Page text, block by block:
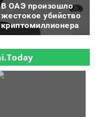
В ОАЭ произошло
жестокое убийство
криптомиллионера